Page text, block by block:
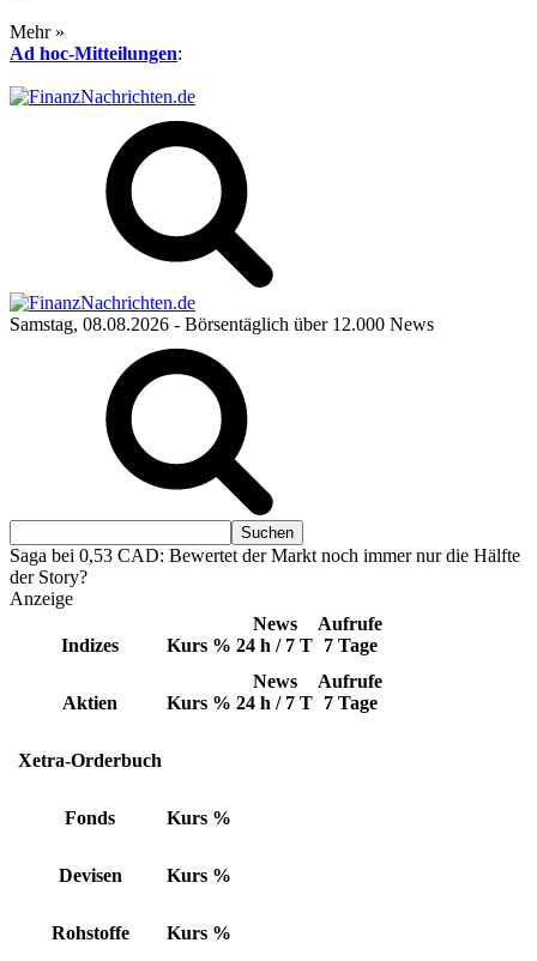
Mehr »
Ad hoc-Mitteilungen:
Samstag, 08.08.2026 - Börsentäglich über 12.000 News
Saga bei 0,53 CAD: Bewertet der Markt noch immer nur die Hälfte
der Story?
Anzeige
Indizes Kurs %
News
24 h / 7 T
Aufrufe
7 Tage
Aktien Kurs %
News
24 h / 7 T
Aufrufe
7 Tage
Xetra-Orderbuch
Fonds Kurs %
Devisen Kurs %
Rohstoffe Kurs %